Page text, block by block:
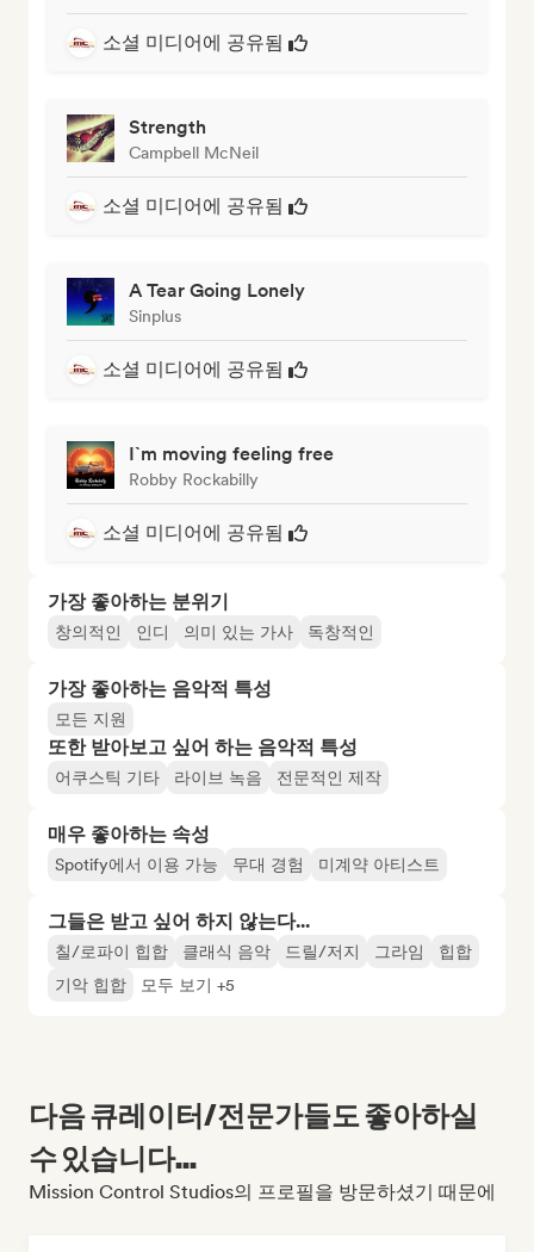
소셜 미디어에 공유됨
Strength
Campbell McNeil
소셜 미디어에 공유됨
A Tear Going Lonely
Sinplus
소셜 미디어에 공유됨
I`m moving feeling free
Robby Rockabilly
소셜 미디어에 공유됨
가장 좋아하는 분위기
창의적인 인디 의미 있는 가사 독창적인
가장 좋아하는 음악적 특성
모든 지원
또한 받아보고 싶어 하는 음악적 특성
어쿠스틱 기타 라이브 녹음 전문적인 제작
매우 좋아하는 속성
Spotify에서 이용 가능 무대 경험 미계약 아티스트
그들은 받고 싶어 하지 않는다...
칠/로파이 힙합 클래식 음악 드릴/저지 그라임
힙합
기악 힙합
모두 보기 +5
다음 큐레이터/전문가들도 좋아하실
수 있습니다...
Mission Control Studios의 프로필을 방문하셨기 때문에